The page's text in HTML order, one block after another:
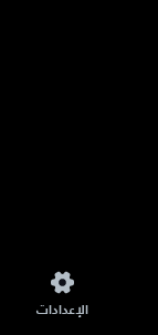
الإعدادات